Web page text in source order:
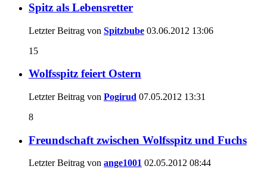
Spitz als Lebensretter
Letzter Beitrag von Spitzbube 03.06.2012 13:06
15
Wolfsspitz feiert Ostern
Letzter Beitrag von Pogirud 07.05.2012 13:31
8
Freundschaft zwischen Wolfsspitz und Fuchs
Letzter Beitrag von ange1001 02.05.2012 08:44